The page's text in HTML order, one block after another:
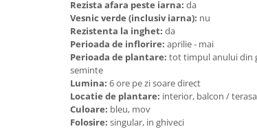
Rezista afara peste iarna: da
Vesnic verde (inclusiv iarna): nu
Rezistenta la inghet: da
Perioada de inflorire: aprilie - mai
Perioada de plantare: tot timpul anului din
seminte
Lumina: 6 ore pe zi soare direct
Locatie de plantare: interior, balcon /
Culoare: bleu, mov
Folosire: singular, in ghiveci